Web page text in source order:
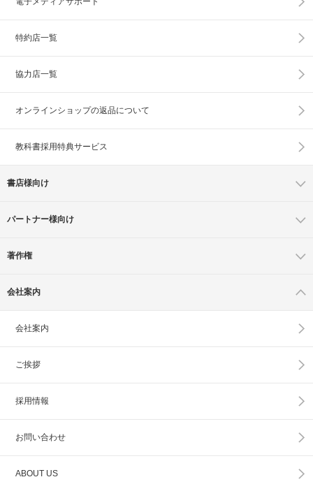
特約店一覧
協力店一覧
オンラインショップの返品について
教科書採用特典サービス
書店様向け
パートナー様向け
著作権
会社案内
会社案内
ご挨拶
採用情報
お問い合わせ
ABOUT US